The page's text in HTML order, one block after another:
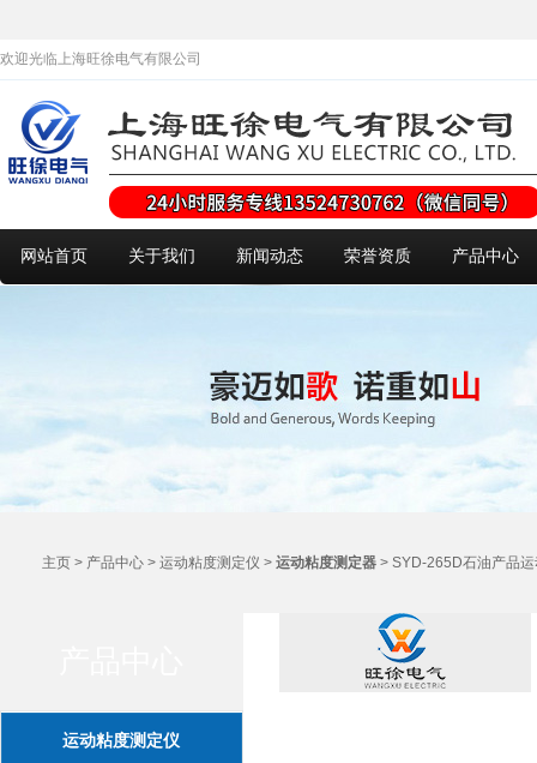
欢迎光临上海旺徐电气有限公司
网站首页 关于我们 新闻动态 荣誉资质 产品中心
主页 > 产品中心 > 运动粘度测定仪 > 运动粘度测定器 > SYD-265D石油产品
运动粘度测定仪